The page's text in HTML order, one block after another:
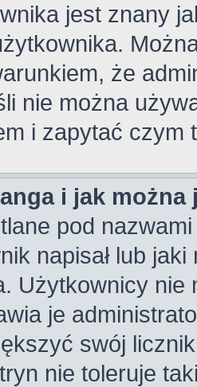
jest znany
że
nie można
i zapytać czym
i jak można
pod
napisał lub
Użytkownicy
je
swój
nie toleruje